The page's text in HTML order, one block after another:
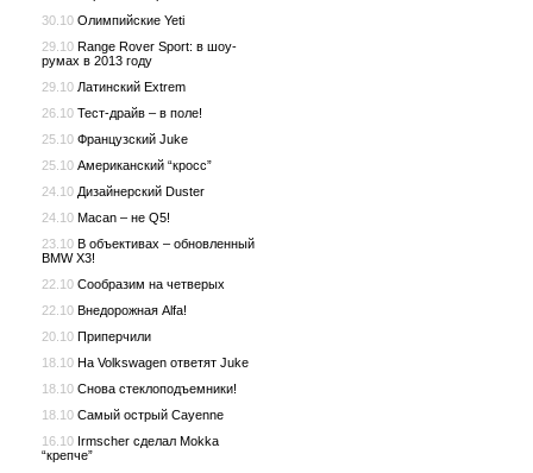
30.10 Олимпийские Yeti
29.10 Range Rover Sport: в шоу-
румах в 2013 году
29.10 Латинский Extrem
26.10 Тест-драйв – в поле!
25.10 Французский Juke
25.10 Американский “кросс”
24.10 Дизайнерский Duster
24.10 Macan – не Q5!
23.10 В объективах – обновленный
BMW X3!
22.10 Сообразим на четверых
22.10 Внедорожная Alfa!
20.10 Приперчили
18.10 На Volkswagen ответят Juke
18.10 Снова стеклоподъемники!
18.10 Самый острый Cayenne
16.10 Irmscher сделал Mokka
“крепче”